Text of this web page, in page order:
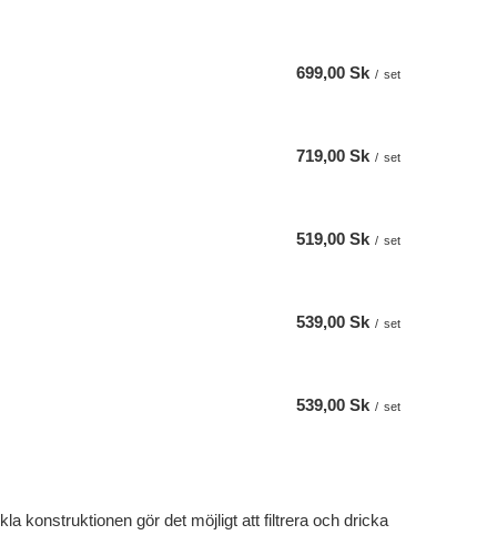
699,00 Sk / set
719,00 Sk / set
519,00 Sk / set
539,00 Sk / set
539,00 Sk / set
konstruktionen gör det möjligt att filtrera och dricka